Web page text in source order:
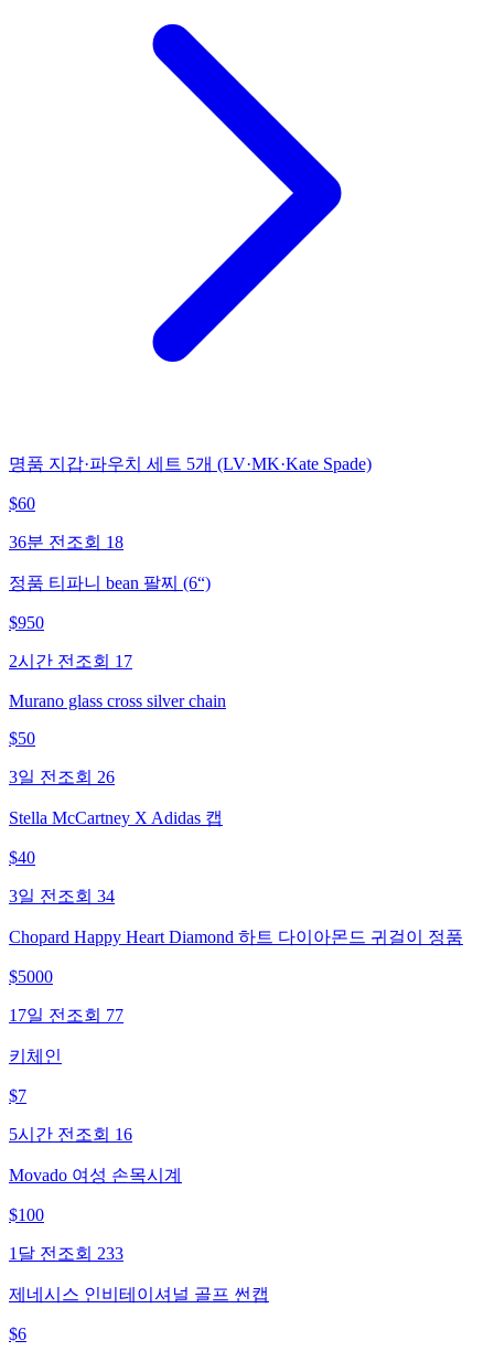
명품 지갑·파우치 세트 5개 (LV·MK·Kate Spade)
$60
36분 전 조회 18
정품 티파니 bean 팔찌 (6“)
$950
2시간 전 조회 17
Murano glass cross silver chain
$50
3일 전 조회 26
Stella McCartney X Adidas 캡
$40
3일 전 조회 34
Chopard Happy Heart Diamond 하트 다이아몬드 귀걸이 정품
$5000
17일 전 조회 77
키체인
$7
5시간 전 조회 16
Movado 여성 손목시계
$100
1달 전 조회 233
제네시스 인비테이셔널 골프 썬캡
$6